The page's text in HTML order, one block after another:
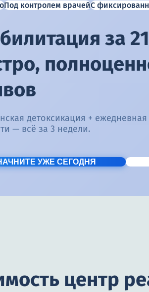
Под контролем врачейС
за
детоксикация +
— всё за 3 недели.
УЖЕ СЕГОДНЯ
центр